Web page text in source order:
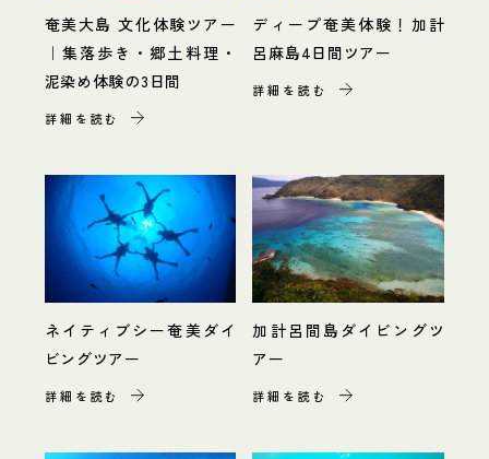
奄美大島 文化体験ツアー
｜集落歩き・郷土料理・
泥染め体験の3日間
詳細を読む
ディープ奄美体験！加計
呂麻島4日間ツアー
詳細を読む
ネイティブシー奄美ダイ
ビングツアー
詳細を読む
加計呂間島ダイビングツ
アー
詳細を読む